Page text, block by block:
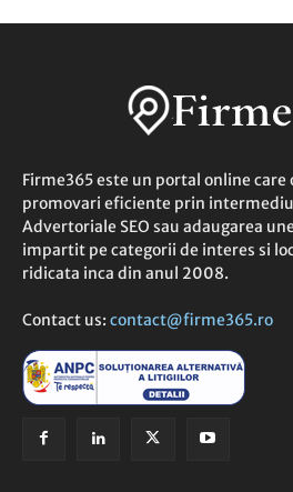
Firme365 este un portal online
promovari eficiente prin
Advertoriale SEO sau adaugarea
impartit pe categorii de interes si
ridicata inca din anul 2008.
Contact us: contact@firme365.ro